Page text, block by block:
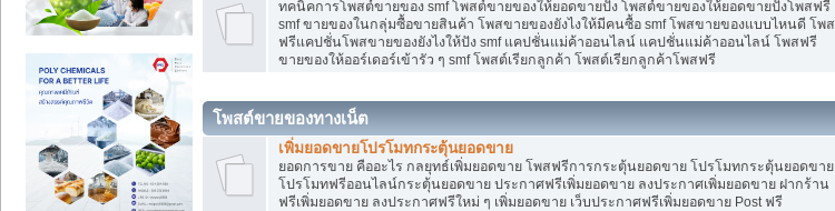
ทคนิคการโพสต์ขายของ smf โพสต์ขายของให้ยอดขายปัง โพสต์ขายของให้ยอดขายปังโพสฟรี
smf ขายของในกลุ่มซื้อขายสินค้า โพสขายของยังไงให้มีคนซื้อ smf โพสขายของแบบไหนดี โพส
ฟรีแคปชั่นโพสขายของยังไงให้ปัง smf แคปชั่นแม่ค้าออนไลน์ แคปชั่นแม่ค้าออนไลน์ โพสฟรี
ขายของให้ออร์เดอร์เข้ารัว ๆ smf โพสต์เรียกลูกค้า โพสต์เรียกลูกค้าโพสฟรี
โพสต์ขายของทางเน็ต
เพิ่มยอดขายโปรโมทกระตุ้นยอดขาย
ยอดการขาย คืออะไร กลยุทธ์เพิ่มยอดขาย โพสฟรีการกระตุ้นยอดขาย โปรโมทกระตุ้นยอดขาย
โปรโมทฟรีออนไลน์กระตุ้นยอดขาย ประกาศฟรีเพิ่มยอดขาย ลงประกาศเพิ่มยอดขาย ฝากร้าน
ฟรีเพิ่มยอดขาย ลงประกาศฟรีใหม่ ๆ เพิ่มยอดขาย เว็บประกาศฟรีเพิ่มยอดขาย Post ฟรี